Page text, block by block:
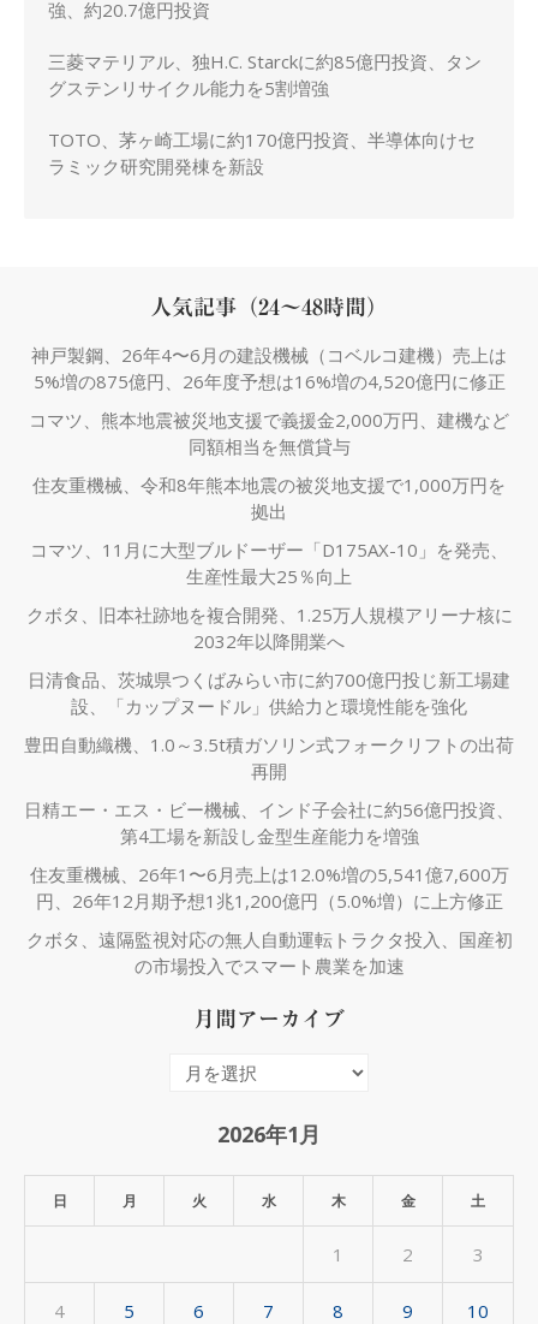
強、約20.7億円投資
三菱マテリアル、独H.C. Starckに約85億円投資、タン
グステンリサイクル能力を5割増強
TOTO、茅ヶ崎工場に約170億円投資、半導体向けセ
ラミック研究開発棟を新設
人気記事（24～48時間）
神戸製鋼、26年4〜6月の建設機械（コベルコ建機）売上は
5%増の875億円、26年度予想は16%増の4,520億円に修正
コマツ、熊本地震被災地支援で義援金2,000万円、建機など
同額相当を無償貸与
住友重機械、令和8年熊本地震の被災地支援で1,000万円を
拠出
コマツ、11月に大型ブルドーザー「D175AX-10」を発売、
生産性最大25％向上
クボタ、旧本社跡地を複合開発、1.25万人規模アリーナ核に
2032年以降開業へ
日清食品、茨城県つくばみらい市に約700億円投じ新工場建
設、「カップヌードル」供給力と環境性能を強化
豊田自動織機、1.0～3.5t積ガソリン式フォークリフトの出荷
再開
日精エー・エス・ビー機械、インド子会社に約56億円投資、
第4工場を新設し金型生産能力を増強
住友重機械、26年1〜6月売上は12.0%増の5,541億7,600万
円、26年12月期予想1兆1,200億円（5.0%増）に上方修正
クボタ、遠隔監視対応の無人自動運転トラクタ投入、国産初
の市場投入でスマート農業を加速
月間アーカイブ
イ
2026年1月
日 月 火 水 木 金 土
1 2 3
4 5 6 7 8 9 10